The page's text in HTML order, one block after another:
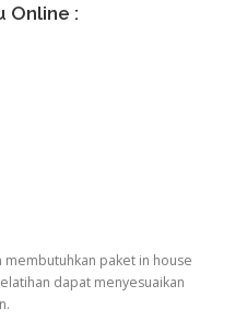
Online :
membutuhkan paket in house
dapat menyesuaikan